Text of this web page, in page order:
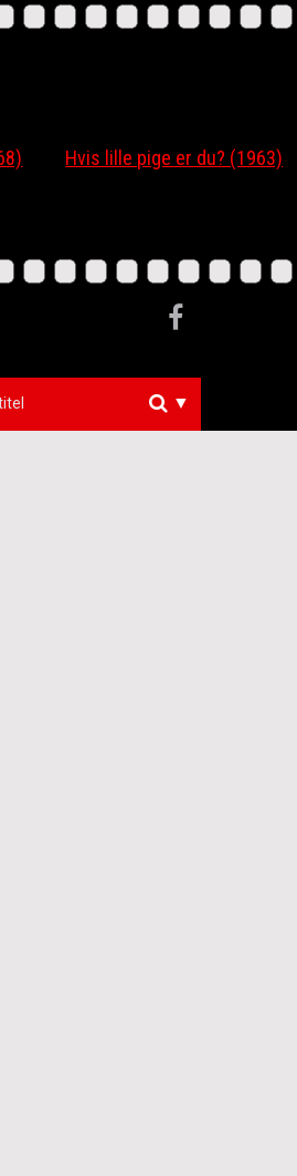
Hvis lille pige er du? (1963)
▼